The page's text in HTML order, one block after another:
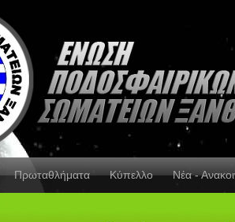
Πρωταθλήματα Κύπελλο Νέα -